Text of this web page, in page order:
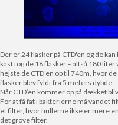
Der er 24 flasker på CTD'en og de
kast tog de 18 flasker – altså 180
hejste de CTD'en op til 740m, hvor
flasker blev fyldt fra 5 meters dybde.
Når CTD’en kommer op på dækket
For at få fat i bakterierne må vandet
et filter, hvor hullerne ikke er mere
det grove filter.